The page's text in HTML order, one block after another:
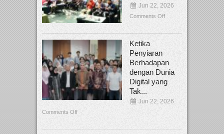
Jun 22, 2026
Comments Off
Ketika
Penyiaran
Berhadapan
dengan Dunia
Digital yang
Tak...
Jun 22, 2026
Comments Off